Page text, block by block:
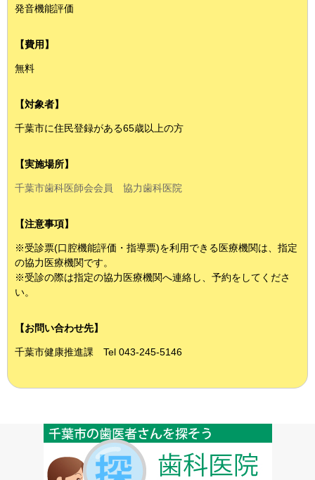
発音機能評価
【費用】
無料
【対象者】
千葉市に住民登録がある65歳以上の方
【実施場所】
千葉市歯科医師会会員 協力歯科医院
【注意事項】
※受診票(口腔機能評価・指導票)を利用できる医療機関は、指定
の協力医療機関です。
※受診の際は指定の協力医療機関へ連絡し、予約をしてくださ
い。
【お問い合わせ先】
千葉市健康推進課 Tel 043-245-5146